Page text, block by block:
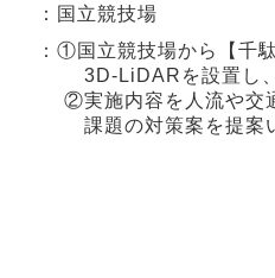
立競技場
技場から【千駄ヶ谷駅
置し、通行人数
流や交通解析を専
を提案いただ